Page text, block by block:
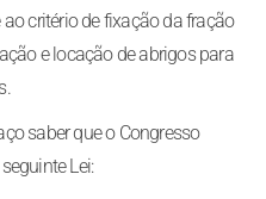
critério de fixação da fração
e locação de abrigos para
saber que o Congresso
Lei: